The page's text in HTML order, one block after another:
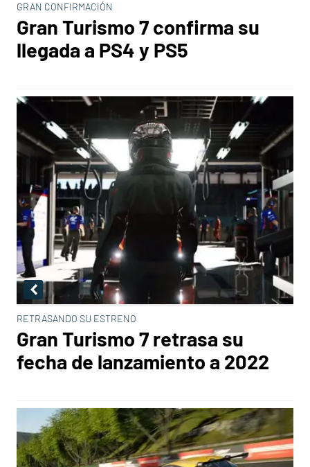
GRAN CONFIRMACIÓN
Gran Turismo 7 confirma su
llegada a PS4 y PS5
RETRASANDO SU ESTRENO
Gran Turismo 7 retrasa su
fecha de lanzamiento a 2022